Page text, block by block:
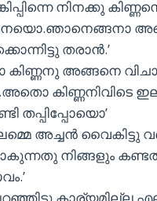
നിനക്കു
തരാന്‍.’
കിണ്ണനു അങ്ങനെ
കിണ്ണനിവിടെ
തപ്പിപ്പോയൊ’
അച്ചന്‍ വൈകിട്ടു
നിങ്ങളും